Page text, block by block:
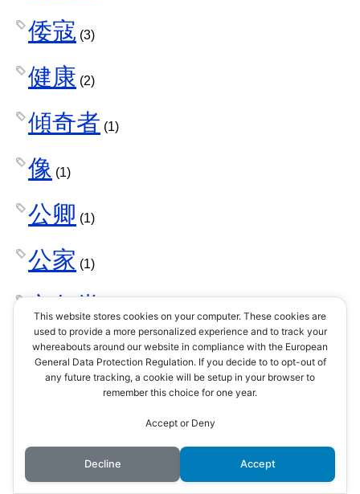
倭寇 (3)
健康 (2)
傾奇者 (1)
像 (1)
公卿 (1)
公家 (1)
六角堂
六角承禎 (1)
六角義治
六角義賢(1)
This website stores cookies on your computer. These cookies are
used to provide a more personalized experience and to track your
whereabouts around our website in compliance with the European
General Data Protection Regulation. If you decide to to opt-out of
any future tracking, a cookie will be setup in your browser to
remember this choice for one year.
Accept or Deny
Decline Accept